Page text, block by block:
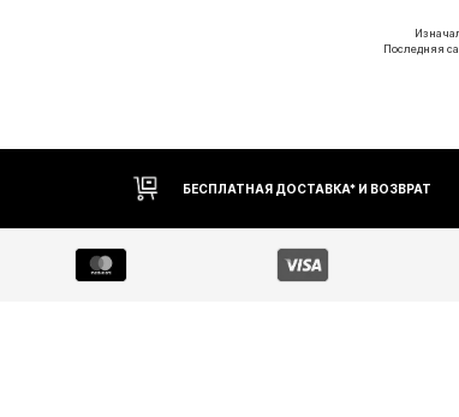
Последняя
БЕСПЛАТНАЯ ДОСТАВКА* И ВОЗВРАТ